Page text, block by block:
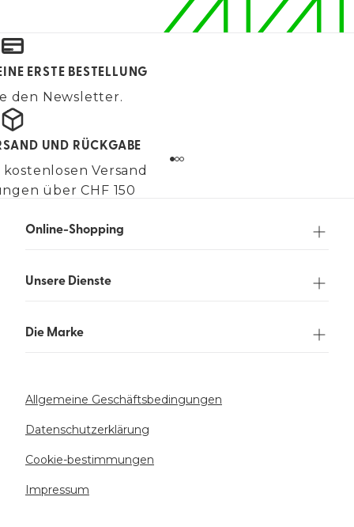
ERSTE BESTELLUNG
den Newsletter.
UND RÜCKGABE
Versand
über CHF 150
Online-Shopping
Unsere Dienste
Die Marke
Allgemeine Geschäftsbedingungen
Datenschutzerklärung
Cookie-bestimmungen
Impressum